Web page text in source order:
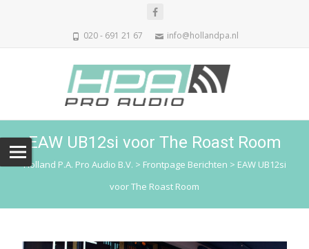
020 - 691 21 67 info@hollandpa.nl
EAW UB12si voor The Roast Room
Holland P.A. Pro Audio B.V. > Frontpage Berichten > EAW UB12si
voor The Roast Room